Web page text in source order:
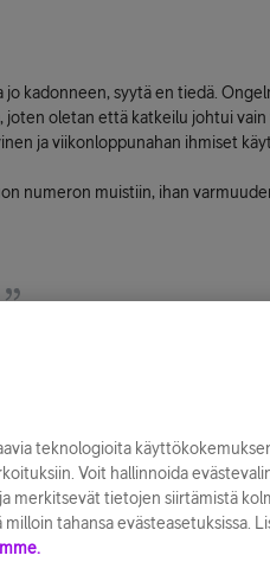
jo kadonneen, syytä en tiedä.
joten oletan että katkeilu johtui
ja viikonloppunahan ihmiset
numeron muistiin, ihan
teknologioita
Voit hallinnoida
merkitsevät tietojen siirtämistä
tahansa evästeasetuksissa.